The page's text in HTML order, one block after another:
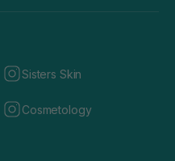
Sisters Skin
Cosmetology